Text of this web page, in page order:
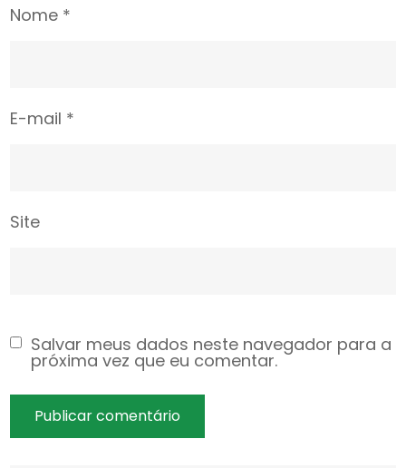
Nome *
E-mail *
Site
Salvar meus dados neste navegador para a
próxima vez que eu comentar.